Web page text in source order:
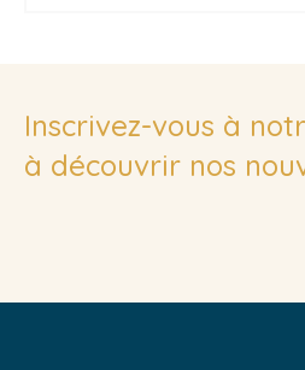
Inscrivez-vous à
à découvrir nos